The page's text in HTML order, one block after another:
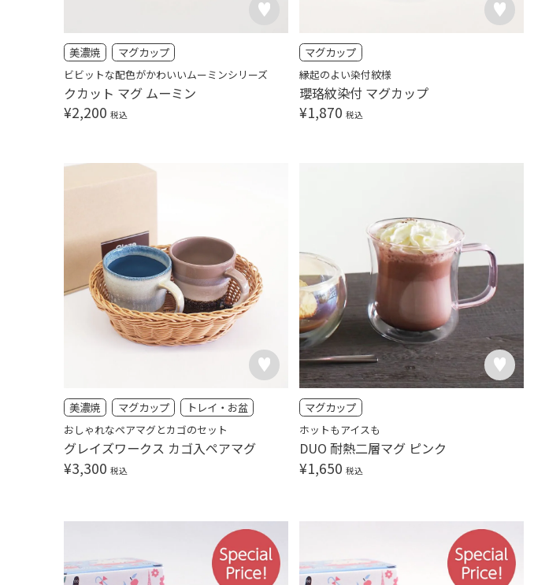
美濃焼 マグカップ
ビビットな配色がかわいいムーミンシリーズ
クカット マグ ムーミン
¥2,200 税込
マグカップ
縁起のよい染付紋様
瓔珞紋染付 マグカップ
¥1,870 税込
美濃焼 マグカップ トレイ・お盆
おしゃれなペアマグとカゴのセット
グレイズワークス カゴ入ペアマグ
¥3,300 税込
マグカップ
ホットもアイスも
DUO 耐熱二層マグ ピンク
¥1,650 税込